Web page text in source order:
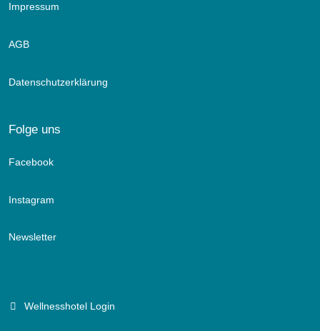
Impressum
AGB
Datenschutzerklärung
Folge uns
Facebook
Instagram
Newsletter
Wellnesshotel Login